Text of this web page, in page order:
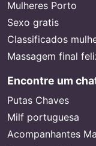
Mulheres Porto
Sexo gratis
Classificados
Massagem final
Encontre um
Putas Chaves
Milf portuguesa
Acompanhantes